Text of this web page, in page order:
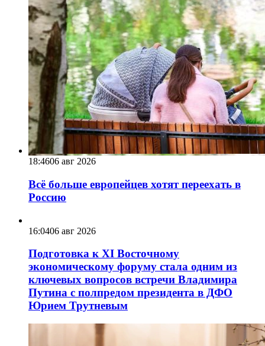
18:4606 авг 2026
Всё больше европейцев хотят переехать в
Россию
16:0406 авг 2026
Подготовка к XI Восточному
экономическому форуму стала одним из
ключевых вопросов встречи Владимира
Путина с полпредом президента в ДФО
Юрием Трутневым